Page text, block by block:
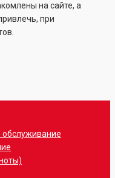
на сайте, а
при
обслуживание